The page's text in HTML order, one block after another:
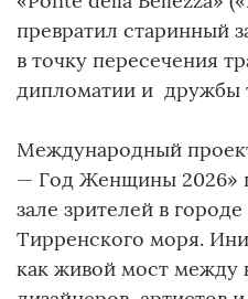
превратил старинный
в точку пересечения
дипломатии и дружбы
Международный
— Год Женщины 2026»
зале зрителей в
Тирренского моря.
как живой мост между